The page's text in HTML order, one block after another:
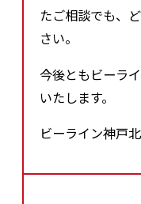
たご相談でも、
さい。
今後ともビーラ
いたします。
ビーライン神戸